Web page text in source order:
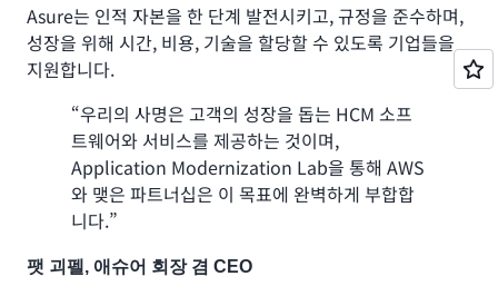
Delaware North
대형 요식 숙박 업체인Delaware North는 매년 5억 명의 고
객에게 서비스를 제공합니다.
“온프레미스 데이터 센터를 유지하는 비용과
AWS 클라우드로 이전하는 비용을 비교해 보았
습니다... AWS로 이전하면 서버 하드웨어를
“AWS는 우리가 소비자 유전체학 분야를 선도하
는 데 필요한 유연성을 제공합니다. 우리는 AWS
가 탁월한 확장성, 보안 및 개인 정보 보호 기능
을 제공한다고 확신합니다.”
Nat Naterajan, Ancestry VP Product & Technology
Emirates
Asure는 인적 자본을 한 단계 발전시키고, 규정을 준수하며,
성장을 위해 시간, 비용, 기술을 할당할 수 있도록 기업들을
지원합니다.
“우리의 사명은 고객의 성장을 돕는 HCM 소프
트웨어와 서비스를 제공하는 것이며,
Application Modernization Lab을 통해 AWS
와 맺은 파트너십은 이 목표에 완벽하게 부합합
니다.”
팻 괴펠, 애슈어 회장 겸 CEO